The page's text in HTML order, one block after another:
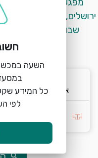
שבו אווירה טובה,
א׳ 9/8
search
השעה
כל המידע
לפי